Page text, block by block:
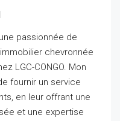
passionnée de
chevronnée
LGC-CONGO. Mon
fournir un service
en leur offrant une
et une expertise